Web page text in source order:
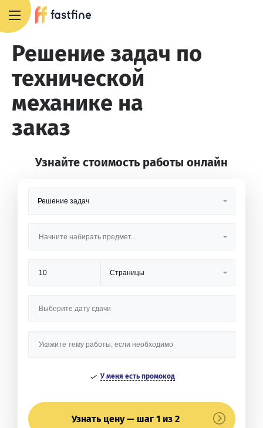
Решение задач по
технической
механике на
заказ
Узнайте стоимость работы онлайн
У меня есть промокод
Узнать цену — шаг 1 из 2